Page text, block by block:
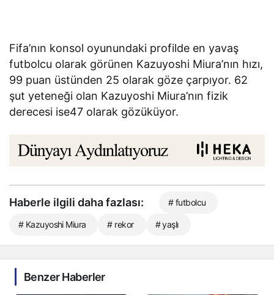
Fifa’nın konsol oyunundaki profilde en yavaş
futbolcu olarak görünen Kazuyoshi Miura’nın hızı,
99 puan üstünden 25 olarak göze çarpıyor. 62
şut yeteneği olan Kazuyoshi Miura’nın fizik
derecesi ise47 olarak gözüküyor.
Haberle ilgili daha fazlası: # futbolcu
# Kazuyoshi Miura # rekor # yaşlı
Benzer Haberler